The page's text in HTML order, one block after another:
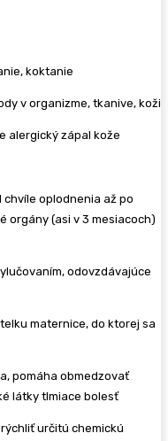
koktanie
v organizme, tkanive, koži
alergický zápal kože
oplodnenia až po
orgány (asi v 3 mesiacoch)
odovzdávajúce
maternice, do ktorej sa
pomáha obmedzovať
látky tlmiace bolesť
určitú chemickú